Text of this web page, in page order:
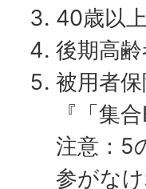
40歳以
後期高
被用者
『「集
注意：5
参がな